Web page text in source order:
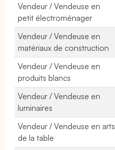
Vendeur / Vendeuse en
petit électroménager
Vendeur / Vendeuse en
matériaux de construction
Vendeur / Vendeuse en
produits blancs
Vendeur / Vendeuse en
luminaires
Vendeur / Vendeuse en arts
de la table